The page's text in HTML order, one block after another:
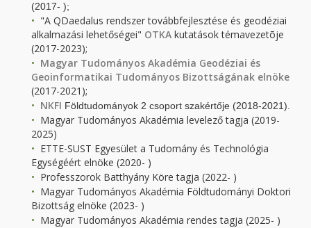
(2017- );
"A QDaedalus rendszer továbbfejlesztése és geodéziai
alkalmazási lehetőségei" OTKA kutatások témavezetõje
(2017-2023);
Magyar Tudományos Akadémia Geodéziai és
Geoinformatikai Tudományos Bizottságának elnöke
(2017-2021);
NKFI Földtudományok 2 csoport szakértője (2018-2021).
Magyar Tudományos Akadémia levelező tagja (2019-
2025)
ETTE-SUST Egyesület a Tudomány és Technológia
Egységéért elnöke (2020- )
Professzorok Batthyány Köre tagja (2022- )
Magyar Tudományos Akadémia Földtudományi Doktori
Bizottság elnöke (2023- )
Magyar Tudományos Akadémia rendes tagja (2025- )